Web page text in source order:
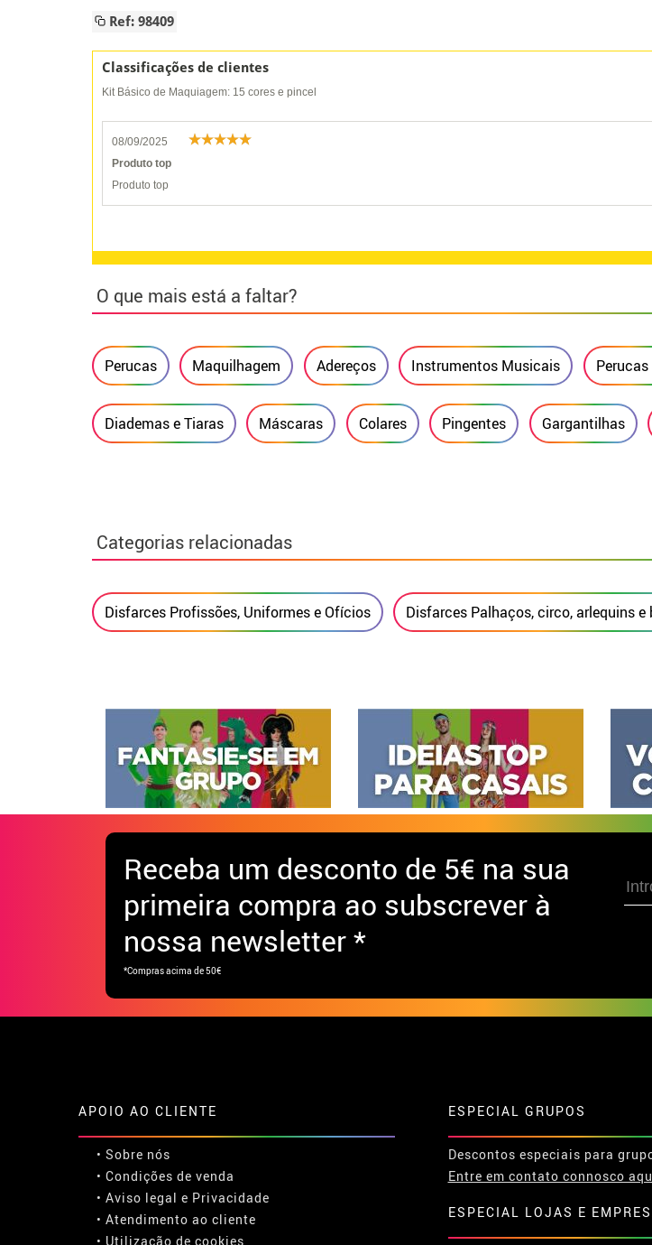
Ref: 98409
Classificações de clientes
Kit Básico de Maquiagem: 15 cores e pincel
08/09/2025
Produto top
Produto top
O que mais está a faltar?
Perucas Maquilhagem Adereços Instrumentos Musicais
Diademas e Tiaras Máscaras Colares Pingentes Gargantilhas
Categorias relacionadas
Disfarces Profissões, Uniformes e Ofícios Disfarces Palhaços, circo, arlequins
Receba um desconto de 5€ na sua
primeira compra ao subscrever à
nossa newsletter *
*Compras acima de 50€
APOIO AO CLIENTE
• Sobre nós
• Condições de venda
• Aviso legal e Privacidade
• Atendimento ao cliente
• Utilização de cookies
ESPECIAL GRUPOS
Descontos especiais para
Entre em contato connosco
ESPECIAL LOJAS E